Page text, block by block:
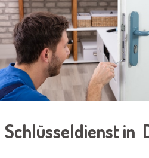
Schlüsseldienst in